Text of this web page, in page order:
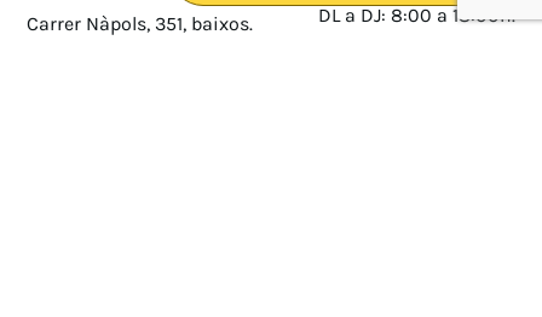
Carrer Nàpols, 351, baixos.
08025 · Barcelona
DL a DJ: 8:00 a 18:00h.